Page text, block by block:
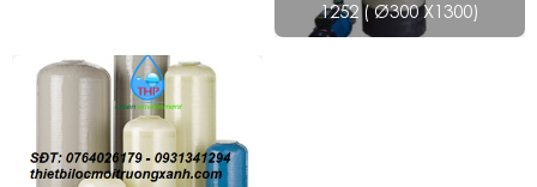
1252 ( Ø300 X1300)